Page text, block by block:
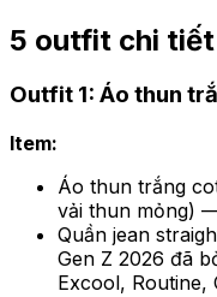
5 outfit chi tiết
Outfit 1: Áo thun
Item:
Áo thun trắng
vải thun mỏng)
Quần jean
Gen Z 2026 đã
Excool, Routine,